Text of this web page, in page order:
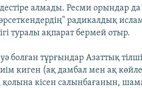
алмады. Ресми орындар да
радикалдық
туралы ақпарат бермей отыр.
болған тұрғындар Азаттық
киген (ақ дамбал мен ақ
кісен салынбағанын,